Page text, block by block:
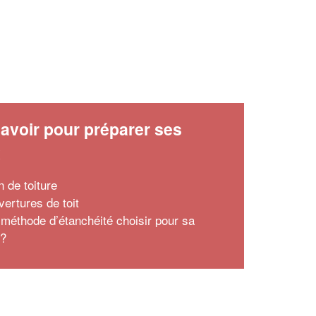
pour préparer ses
de toiture
de toit
d’étanchéité choisir pour sa